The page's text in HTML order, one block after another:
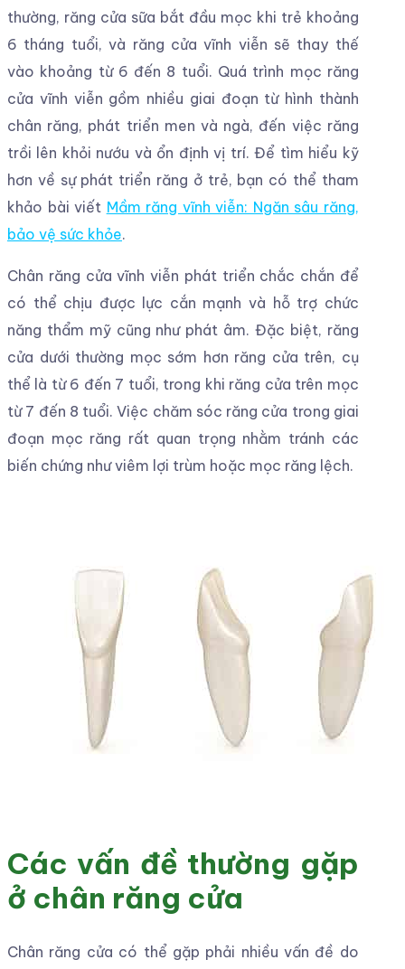
thường, răng cửa sữa bắt đầu mọc khi trẻ khoảng
6 tháng tuổi, và răng cửa vĩnh viễn sẽ thay thế
vào khoảng từ 6 đến 8 tuổi. Quá trình mọc răng
cửa vĩnh viễn gồm nhiều giai đoạn từ hình thành
chân răng, phát triển men và ngà, đến việc răng
trồi lên khỏi nướu và ổn định vị trí. Để tìm hiểu kỹ
hơn về sự phát triển răng ở trẻ, bạn có thể tham
khảo bài viết Mầm răng vĩnh viễn: Ngăn sâu răng,
bảo vệ sức khỏe.
Chân răng cửa vĩnh viễn phát triển chắc chắn để
có thể chịu được lực cắn mạnh và hỗ trợ chức
năng thẩm mỹ cũng như phát âm. Đặc biệt, răng
cửa dưới thường mọc sớm hơn răng cửa trên, cụ
thể là từ 6 đến 7 tuổi, trong khi răng cửa trên mọc
từ 7 đến 8 tuổi. Việc chăm sóc răng cửa trong giai
đoạn mọc răng rất quan trọng nhằm tránh các
biến chứng như viêm lợi trùm hoặc mọc răng lệch.
Các vấn đề thường gặp
ở chân răng cửa
Chân răng cửa có thể gặp phải nhiều vấn đề do